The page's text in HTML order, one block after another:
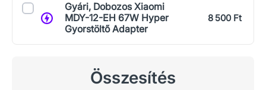
Gyári, Dobozos Xiaomi
MDY-12-EH 67W Hyper
Gyorstöltő Adapter
8 500 Ft
Összesítés